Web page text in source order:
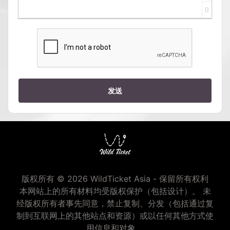
0
发送
版权所有 © 2026 WildTicket Asia - 保留所有权利
本网站上的所有材料均受版权保护（包括设计）。 未
经版权所有者事先同意，禁止复制、分发（包括通过复
制到互联网上的其他站点和资源）或以任何其他方式使